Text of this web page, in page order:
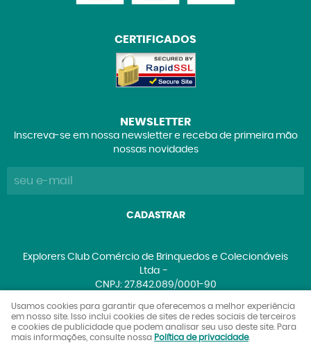
CERTIFICADOS
NEWSLETTER
Inscreva-se em nossa newsletter e receba de primeira mão
nossas novidades
CADASTRAR
Explorers Club Comércio de Brinquedos e Colecionáveis
Ltda
CNPJ: 27.842.089/0001-90
LOJA VIRTUAL CRIADA POR
Usamos cookies para garantir que oferecemos a melhor experiência
em nosso site. Isso inclui cookies de sites de redes sociais de terceiros
e cookies de publicidade que podem analisar seu uso deste site. Para
mais informações, consulte nossa Política de privacidade.